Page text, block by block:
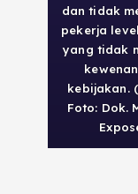
dan tidak
pekerja
yang tidak
kebijakan.
Foto: Dok.